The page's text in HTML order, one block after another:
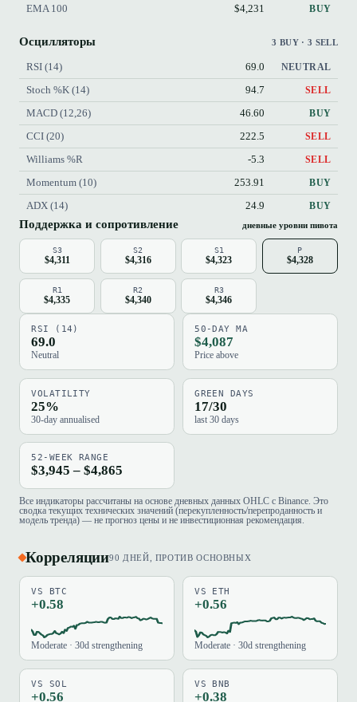
EMA 100 $4,231 BUY
Осцилляторы 3 BUY · 3 SELL
RSI (14) 69.0 NEUTRAL
Stoch %K (14) 94.7 SELL
MACD (12,26) 46.60 BUY
CCI (20) 222.5 SELL
Williams %R -5.3 SELL
Momentum (10) 253.91 BUY
ADX (14) 24.9 BUY
Поддержка и сопротивление дневные уровни пивота
S3
$4,311
S2
$4,316
S1
$4,323
P
$4,328
R1
$4,335
R2
$4,340
R3
$4,346
RSI (14)
69.0
Neutral
50-DAY MA
$4,087
Price above
VOLATILITY
25%
30-day annualised
GREEN DAYS
17/30
last 30 days
52-WEEK RANGE
$3,945 – $4,865
Все индикаторы рассчитаны на основе дневных данных OHLC с Binance. Это
сводка текущих технических значений (перекупленность/перепроданность и
модель тренда) — не прогноз цены и не инвестиционная рекомендация.
Корреляции90 ДНЕЙ, ПРОТИВ ОСНОВНЫХ
VS BTC
+0.58
Moderate · 30d strengthening
VS ETH
+0.56
Moderate · 30d strengthening
VS SOL
+0.56
VS BNB
+0.38